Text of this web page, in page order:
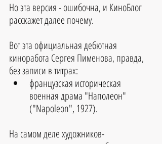
Но эта версия - ошибочна, и КиноБлог
расскажет далее почему.
Вот эта официальная дебютная
киноработа Сергея Пименова, правда,
без записи в титрах:
французская историческая
военная драма "Наполеон"
("Napoleon", 1927).
На самом деле художников-